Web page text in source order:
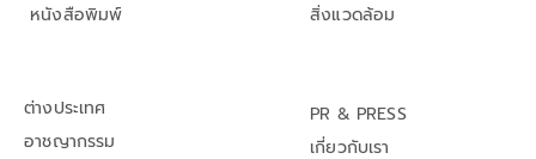
หนังสือพิมพ์
สิ่งแวดล้อม
ต่างประเทศ
อาชญากรรม
PR & PRESS
เกี่ยวกับเรา